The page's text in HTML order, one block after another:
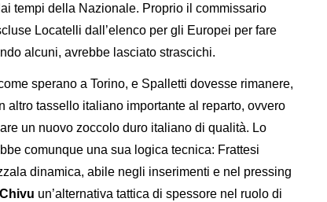
tempi della Nazionale. Proprio il commissario
Locatelli dall’elenco per gli Europei per fare
alcuni, avrebbe lasciato strascichi.
sperano a Torino, e Spalletti dovesse rimanere,
tassello italiano importante al reparto, ovvero
un nuovo zoccolo duro italiano di qualità. Lo
comunque una sua logica tecnica: Frattesi
dinamica, abile negli inserimenti e nel pressing
Chivu un’alternativa tattica di spessore nel ruolo di